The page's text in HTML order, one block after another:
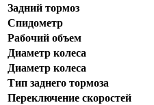
Задний тормоз
Спидометр
Рабочий объем
Диаметр колеса
Диаметр колеса
Тип заднего тормоза
Переключение скоростей